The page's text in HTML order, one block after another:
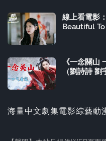
線上看電影
Beautiful To
《一念關山
（劉詩詩 劉
海量中文劇集電影綜藝動